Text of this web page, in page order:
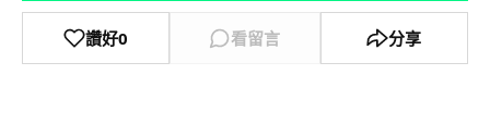
讚好0 看留言 分享